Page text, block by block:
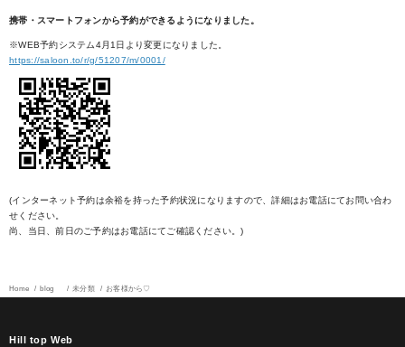
携帯・スマートフォンから予約ができるようになりました。
※WEB予約システム4月1日より変更になりました。
https://saloon.to/r/g/51207/m/0001/
(インターネット予約は余裕を持った予約状況になりますので、詳細はお電話にてお問い合わ
せください。
尚、当日、前日のご予約はお電話にてご確認ください。)
Home blog 未分類 お客様から♡
Hill top Web